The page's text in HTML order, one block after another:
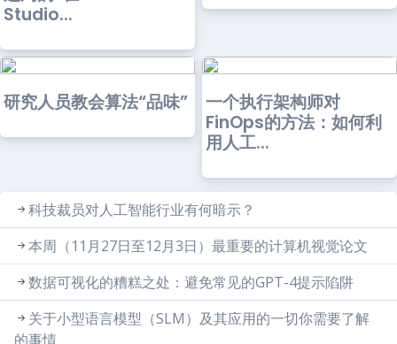
Studio...
研究人员教会算法“品味”
一个执行架构师对
FinOps的方法：如何利
用人工...
科技裁员对人工智能行业有何暗示？
本周（11月27日至12月3日）最重要的计算机视觉论文
数据可视化的糟糕之处：避免常见的GPT-4提示陷阱
关于小型语言模型（SLM）及其应用的一切你需要了解
的事情